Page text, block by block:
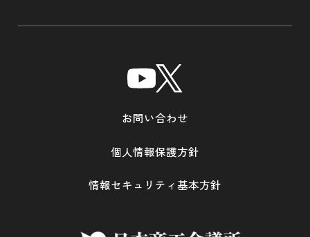
お問い合わせ
個人情報保護方針
情報セキュリティ基本方針